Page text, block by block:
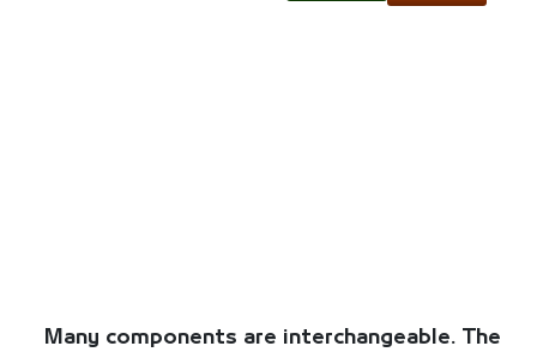
Many components are interchangeable. The